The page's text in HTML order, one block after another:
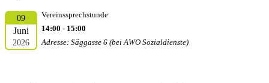
09
Juni
2026
Vereinssprechstunde
14:00 - 15:00
Adresse: Säggasse 6 (bei AWO Sozialdienste)